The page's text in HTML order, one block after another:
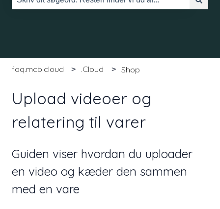
faq.mcb.cloud .Cloud Shop
Upload videoer og
relatering til varer
Guiden viser hvordan du uploader
en video og kæder den sammen
med en vare